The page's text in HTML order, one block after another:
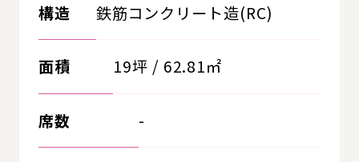
構造 鉄筋コンクリート造(RC)
面積 19坪 / 62.81㎡
席数 -